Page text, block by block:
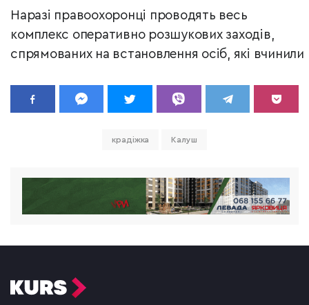
Наразі правоохоронці проводять весь
комплекс оперативно розшукових заходів,
спрямованих на встановлення осіб, які вчинили
крадіжка Калуш